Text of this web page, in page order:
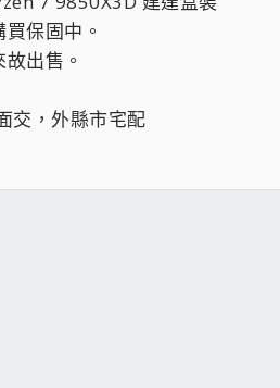
保固中。
出售。
交，外縣市宅配